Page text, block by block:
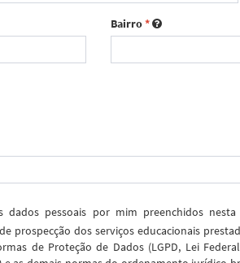
Bairro*
dados pessoais por mim preenchidos
prospecção dos serviços educacionais
de Proteção de Dados (LGPD, Lei